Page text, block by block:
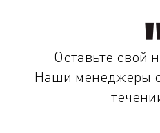
Оставьте свой
Наши менеджеры